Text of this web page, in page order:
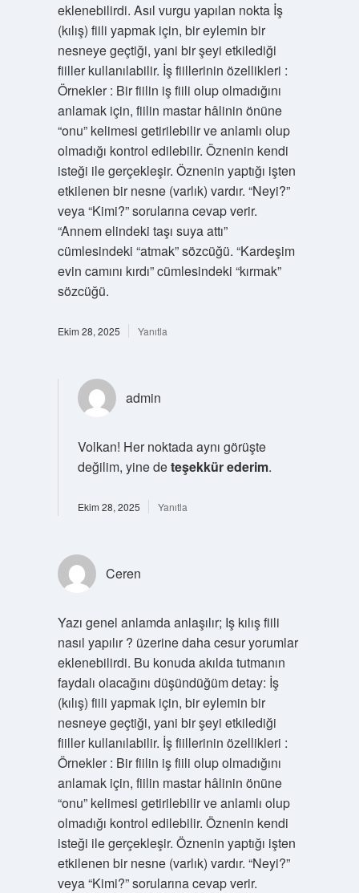
eklenebilirdi. Asıl vurgu yapılan nokta İş
(kılış) fiili yapmak için, bir eylemin bir
nesneye geçtiği, yani bir şeyi etkilediği
fiiller kullanılabilir. İş fiillerinin özellikleri :
Örnekler : Bir fiilin iş fiili olup olmadığını
anlamak için, fiilin mastar hâlinin önüne
“onu” kelimesi getirilebilir ve anlamlı olup
olmadığı kontrol edilebilir. Öznenin kendi
isteği ile gerçekleşir. Öznenin yaptığı işten
etkilenen bir nesne (varlık) vardır. “Neyi?”
veya “Kimi?” sorularına cevap verir.
“Annem elindeki taşı suya attı”
cümlesindeki “atmak” sözcüğü. “Kardeşim
evin camını kırdı” cümlesindeki “kırmak”
sözcüğü.
Ekim 28, 2025 Yanıtla
admin
Volkan! Her noktada aynı görüşte
değilim, yine deteşekkür ederim.
Ekim 28, 2025 Yanıtla
Ceren
Yazı genel anlamda anlaşılır; Iş kılış fiili
nasıl yapılır ? üzerine daha cesur yorumlar
eklenebilirdi. Bu konuda akılda tutmanın
faydalı olacağını düşündüğüm detay: İş
(kılış) fiili yapmak için, bir eylemin bir
nesneye geçtiği, yani bir şeyi etkilediği
fiiller kullanılabilir. İş fiillerinin özellikleri :
Örnekler : Bir fiilin iş fiili olup olmadığını
anlamak için, fiilin mastar hâlinin önüne
“onu” kelimesi getirilebilir ve anlamlı olup
olmadığı kontrol edilebilir. Öznenin kendi
isteği ile gerçekleşir. Öznenin yaptığı işten
etkilenen bir nesne (varlık) vardır. “Neyi?”
veya “Kimi?” sorularına cevap verir.